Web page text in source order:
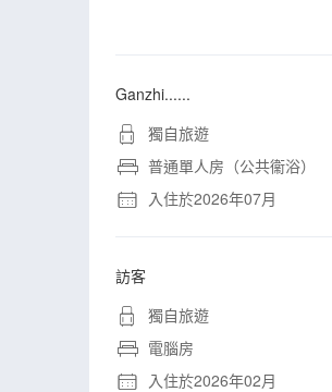
Ganzhi......
獨自旅遊
普通單人房（公共衞浴）
入住於2026年07月
訪客
獨自旅遊
電腦房
入住於2026年02月